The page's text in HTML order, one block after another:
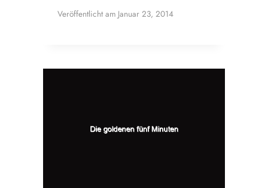
Veröffentlicht am Januar 23, 2014